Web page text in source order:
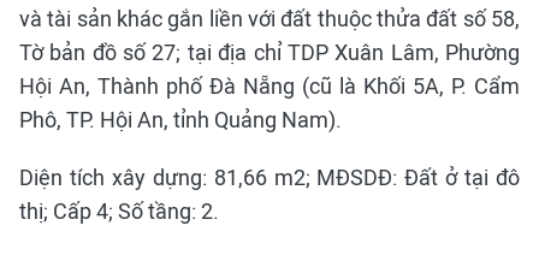
và tài sản khác gắn liền với đất thuộc thửa đất số 58,
Tờ bản đồ số 27; tại địa chỉ TDP Xuân Lâm, Phường
Hội An, Thành phố Đà Nẵng (cũ là Khối 5A, P. Cẩm
Phô, TP. Hội An, tỉnh Quảng Nam).
Diện tích xây dựng: 81,66 m2; MĐSDĐ: Đất ở tại đô
thị; Cấp 4; Số tầng: 2.